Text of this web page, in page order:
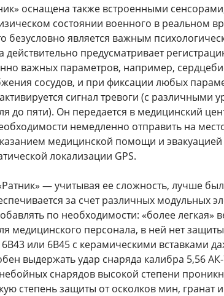
оснащена также встроенными
состоянии военного в реальном
безусловно является важным
действительно предусматривает
важных параметров, например,
сосудов, и при фиксации любых
сигнал тревоги (с различными
до пяти). Он передается в медицинский
немедленно отправить на
медицинской помощи и
локализации GPS.
— учитывая ее сложность, лучше
за счет различных модульных
по необходимости: «более легкая»
медицинского персонала, в ней нет
или 6В45 с керамическими вставками
выдержать удар снаряда калибра 5,56
снарядов высокой степени
степень защиты от осколков мин, гранат